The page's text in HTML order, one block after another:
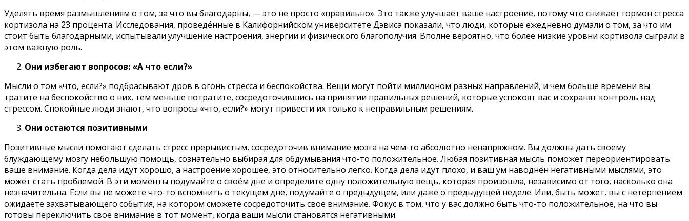
Уделять время размышлениям о том, за что вы благодарны, — это не просто «правильно». Это также улучшает ваше настроение, потому что снижает гормон стресса
кортизола на 23 процента. Исследования, проведённые в Калифорнийском университете Дэвиса показали, что люди, которые ежедневно думали о том, за что им
стоит быть благодарными, испытывали улучшение настроения, энергии и физического благополучия. Вполне вероятно, что более низкие уровни кортизола сыграли в
этом важную роль.
Они избегают вопросов: «А что если?»
Мысли о том «что, если?» подбрасывают дров в огонь стресса и беспокойства. Вещи могут пойти миллионом разных направлений, и чем больше времени вы
тратите на беспокойство о них, тем меньше потратите, сосредоточившись на принятии правильных решений, которые успокоят вас и сохранят контроль над
стрессом. Спокойные люди знают, что вопросы «что, если?» могут привести их только к неправильным решениям.
Они остаются позитивными
Позитивные мысли помогают сделать стресс прерывистым, сосредоточив внимание мозга на чем-то абсолютно ненапряжном. Вы должны дать своему
блуждающему мозгу небольшую помощь, сознательно выбирая для обдумывания что-то положительное. Любая позитивная мысль поможет переориентировать
ваше внимание. Когда дела идут хорошо, а настроение хорошее, это относительно легко. Когда дела идут плохо, и ваш ум наводнён негативными мыслями, это
может стать проблемой. В эти моменты подумайте о своём дне и определите одну положительную вещь, которая произошла, независимо от того, насколько она
незначительна. Если вы не можете что-то вспомнить о текущем дне, подумайте о предыдущем, или даже о предыдущей неделе. Или, быть может, вы с нетерпением
ожидаете захватывающего события, на котором сможете сосредоточить своё внимание. Фокус в том, что у вас должно быть что-то положительное, на что вы
готовы переключить своё внимание в тот момент, когда ваши мысли становятся негативными.